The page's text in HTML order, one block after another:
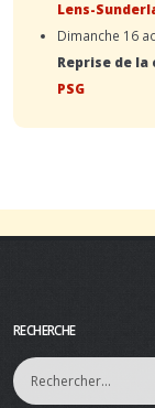
Lens-
Dimanche 16
Reprise de
PSG
RECHERCHE